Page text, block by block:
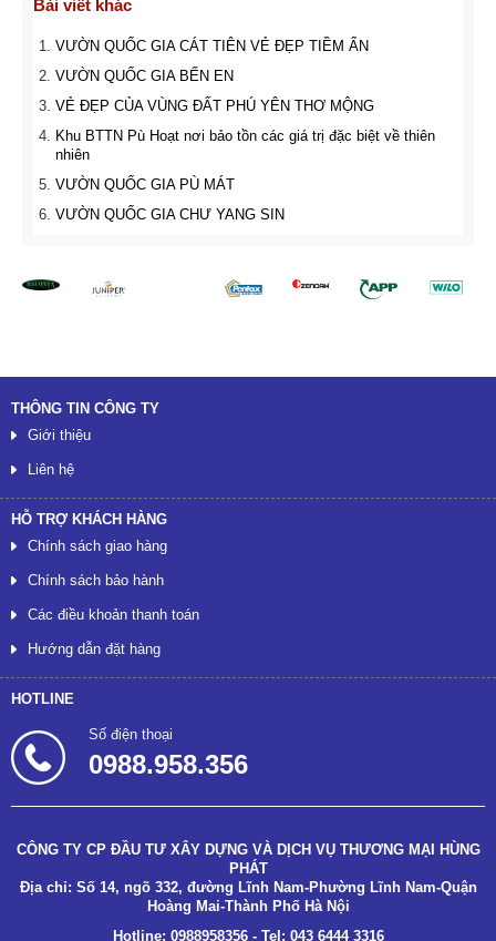
Bài viết khác
VƯỜN QUỐC GIA CÁT TIÊN VẺ ĐẸP TIỀM ẨN
VƯỜN QUỐC GIA BẾN EN
VẺ ĐẸP CỦA VÙNG ĐẤT PHÚ YÊN THƠ MỘNG
Khu BTTN Pù Hoạt nơi bảo tồn các giá trị đặc biệt về thiên
nhiên
VƯỜN QUỐC GIA PÙ MÁT
VƯỜN QUỐC GIA CHƯ YANG SIN
THÔNG TIN CÔNG TY
Giới thiệu
Liên hệ
HỖ TRỢ KHÁCH HÀNG
Chính sách giao hàng
Chính sách bảo hành
Các điều khoản thanh toán
Hướng dẫn đặt hàng
HOTLINE
Số điện thoại
0988.958.356
CÔNG TY CP ĐẦU TƯ XÂY DỰNG VÀ DỊCH VỤ THƯƠNG MẠI HÙNG
PHÁT
Địa chỉ: Số 14, ngõ 332, đường Lĩnh Nam-Phường Lĩnh Nam-Quận
Hoàng Mai-Thành Phố Hà Nội
Hotline: 0988958356 - Tel: 043 6444 3316